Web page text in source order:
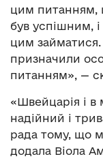
цим питанням,
був успішним,
цим
призначили
питанням», —
«Швейцарія і в
надійний і
рада тому, що
додала Віола